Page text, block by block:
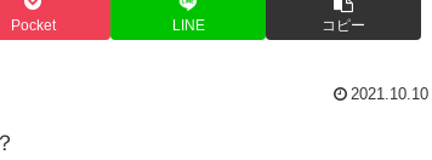
Pocket LINE コピー
2021.10.10